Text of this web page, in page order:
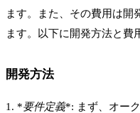
ます。また、その費用は開
ます。以下に開発方法と費
開発方法
1. *要件定義*: まず、オー